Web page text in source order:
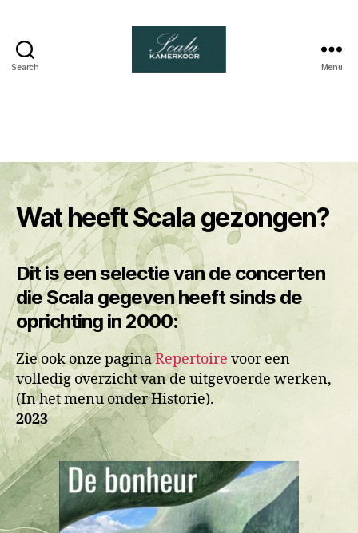
Search Menu
Wat heeft Scala gezongen?
Dit is een selectie van de concerten
die Scala gegeven heeft sinds de
oprichting in 2000:
Zie ook onze paginaRepertoire voor een
volledig overzicht van de uitgevoerde werken,
(In het menu onder Historie).
2023